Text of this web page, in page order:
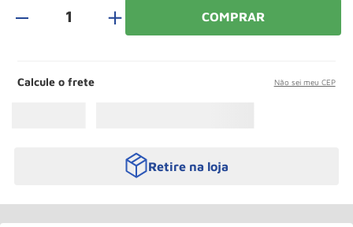
＋ COMPRAR
Calcule o frete Não sei meu CEP
Retire na loja